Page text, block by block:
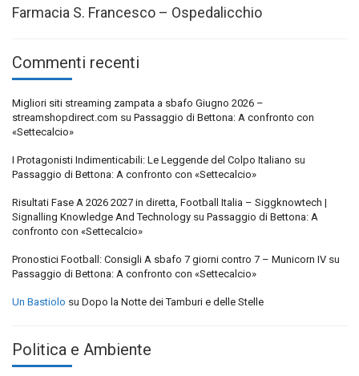
Farmacia S. Francesco – Ospedalicchio
Commenti recenti
Migliori siti streaming zampata a sbafo Giugno 2026 –
streamshopdirect.com su Passaggio di Bettona: A confronto con
«Settecalcio»
I Protagonisti Indimenticabili: Le Leggende del Colpo Italiano su
Passaggio di Bettona: A confronto con «Settecalcio»
Risultati Fase A 2026 2027 in diretta, Football Italia – Siggknowtech |
Signalling Knowledge And Technology su Passaggio di Bettona: A
confronto con «Settecalcio»
Pronostici Football: Consigli A sbafo 7 giorni contro 7 – Municorn IV su
Passaggio di Bettona: A confronto con «Settecalcio»
Un Bastiolo su Dopo la Notte dei Tamburi e delle Stelle
Politica e Ambiente